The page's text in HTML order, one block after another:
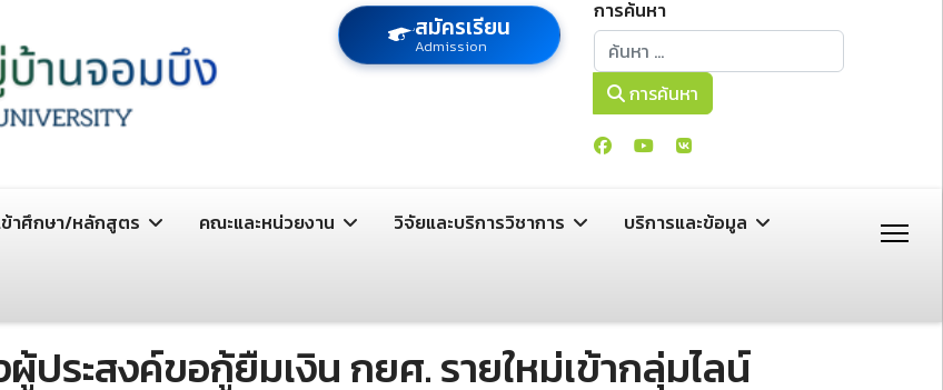
สมัครเรียน
Admission
การค้นหา
การค้นหา
การค้นหา
ข้าศึกษา/หลักสูตร คณะและหน่วยงาน วิจัยและบริการวิชาการ บริการและข้อมูล
ระสงค์ขอกู้ยืมเงิน กยศ. รายใหม่เข้ากลุ่มไลน์